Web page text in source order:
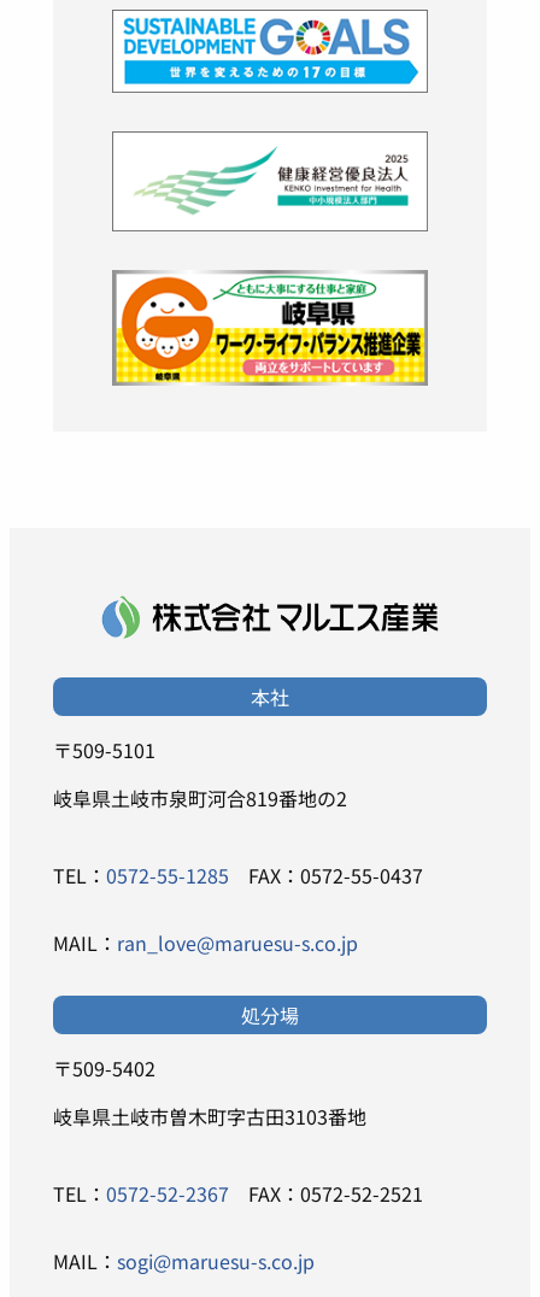
本社
〒509-5101
岐阜県土岐市泉町河合819番地の2
TEL： 0572-55-1285 FAX：0572-55-0437
MAIL： ran_love@maruesu-s.co.jp
処分場
〒509-5402
岐阜県土岐市曽木町字古田3103番地
TEL： 0572-52-2367 FAX：0572-52-2521
MAIL： sogi@maruesu-s.co.jp